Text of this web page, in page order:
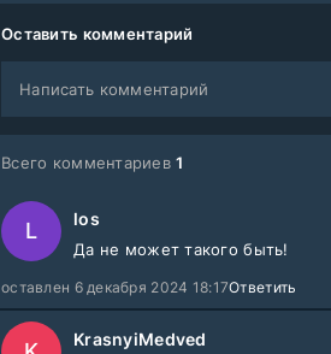
Оставить комментарий
Написать комментарий
Всего комментариев1
L los
Да не может такого быть!
оставлен 6 декабря 2024 18:17Ответить
KrasnyiMedved